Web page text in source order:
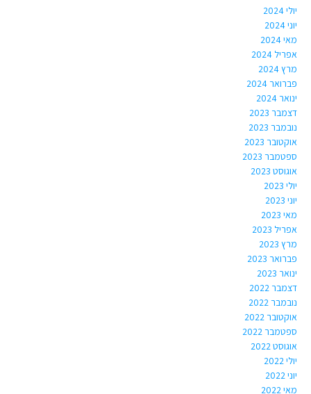
יולי 2024
יוני 2024
מאי 2024
אפריל 2024
מרץ 2024
פברואר 2024
ינואר 2024
דצמבר 2023
נובמבר 2023
אוקטובר 2023
ספטמבר 2023
אוגוסט 2023
יולי 2023
יוני 2023
מאי 2023
אפריל 2023
מרץ 2023
פברואר 2023
ינואר 2023
דצמבר 2022
נובמבר 2022
אוקטובר 2022
ספטמבר 2022
אוגוסט 2022
יולי 2022
יוני 2022
מאי 2022